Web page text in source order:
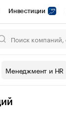
Инвестиции
Конференции
Менеджмент и HR